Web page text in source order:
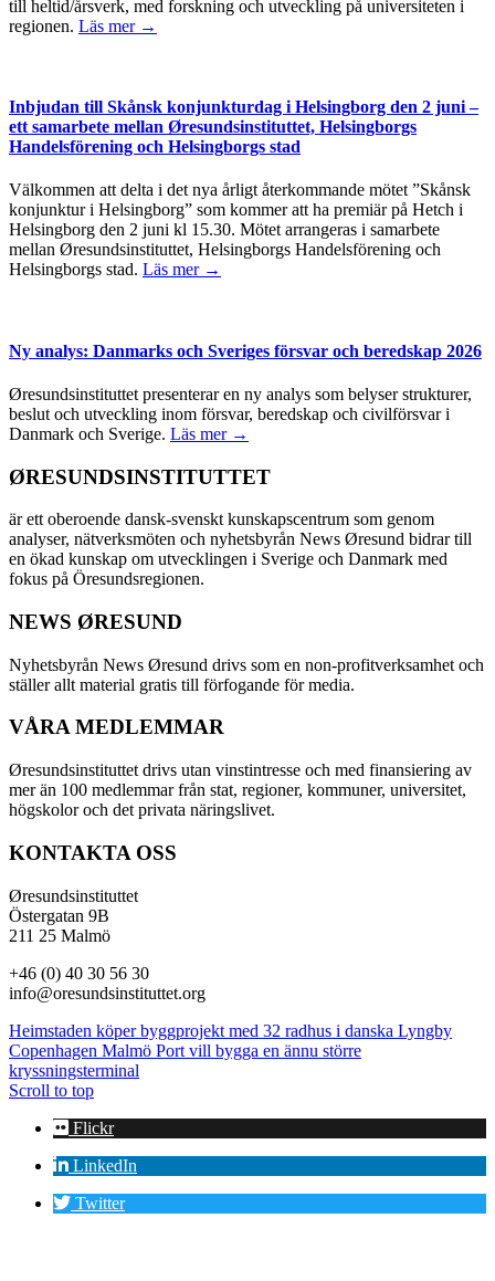
till heltid/årsverk, med forskning och utveckling på universiteten i
regionen. Läs mer →
Inbjudan till Skånsk konjunkturdag i Helsingborg den 2 juni –
ett samarbete mellan Øresundsinstituttet, Helsingborgs
Handelsförening och Helsingborgs stad
Välkommen att delta i det nya årligt återkommande mötet ”Skånsk
konjunktur i Helsingborg” som kommer att ha premiär på Hetch i
Helsingborg den 2 juni kl 15.30. Mötet arrangeras i samarbete
mellan Øresundsinstituttet, Helsingborgs Handelsförening och
Helsingborgs stad. Läs mer →
Ny analys: Danmarks och Sveriges försvar och beredskap 2026
Øresundsinstituttet presenterar en ny analys som belyser strukturer,
beslut och utveckling inom försvar, beredskap och civilförsvar i
Danmark och Sverige. Läs mer →
ØRESUNDSINSTITUTTET
är ett oberoende dansk-svenskt kunskapscentrum som genom
analyser, nätverksmöten och nyhetsbyrån News Øresund bidrar till
en ökad kunskap om utvecklingen i Sverige och Danmark med
fokus på Öresundsregionen.
NEWS ØRESUND
Nyhetsbyrån News Øresund drivs som en non-profitverksamhet och
ställer allt material gratis till förfogande för media.
VÅRA MEDLEMMAR
Øresundsinstituttet drivs utan vinst­intresse och med finansiering av
mer än 100 medlemmar från stat, regioner, kommuner, universitet,
högskolor och det privata näringslivet.
KONTAKTA OSS
Øresundsinstituttet
Östergatan 9B
211 25 Malmö
+46 (0) 40 30 56 30
info@oresundsinstituttet.org
Heimstaden köper byggprojekt med 32 radhus i danska Lyngby
Copenhagen Malmö Port vill bygga en ännu större
kryssningsterminal
Scroll to top
Flickr
LinkedIn
Twitter